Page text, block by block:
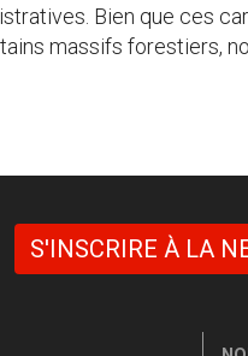
Bien que ces
massifs forestiers,
S'INSCRIRE À LA